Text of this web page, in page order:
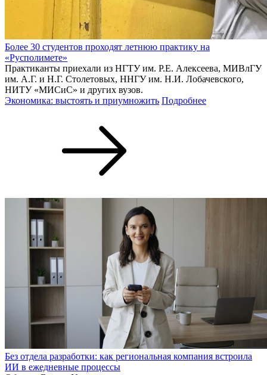
Более 30 студентов проходят летнюю практику на
«Русполимете»
Практиканты приехали из НГТУ им. Р.Е. Алексеева, МИВлГУ
им. А.Г. и Н.Г. Столетовых, ННГУ им. Н.И. Лобачевского,
НИТУ «МИСиС» и других вузов.
Экономика: выстоять и приумножить Подробнее
Без отдела разработки: как региональная компания встроила
ИИ в ежедневные процессы